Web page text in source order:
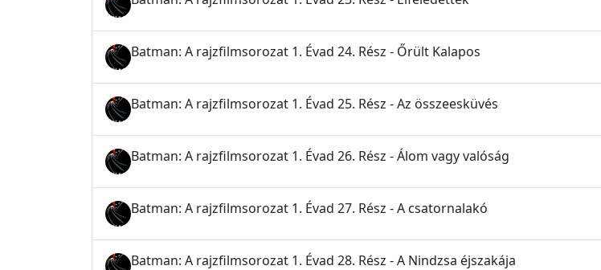
Batman: A rajzfilmsorozat 1. Évad 24. Rész - Őrült Kalapos
Batman: A rajzfilmsorozat 1. Évad 25. Rész - Az összeesküvés
Batman: A rajzfilmsorozat 1. Évad 26. Rész - Álom vagy valóság
Batman: A rajzfilmsorozat 1. Évad 27. Rész - A csatornalakó
Batman: A rajzfilmsorozat 1. Évad 28. Rész - A Nindzsa éjszakája